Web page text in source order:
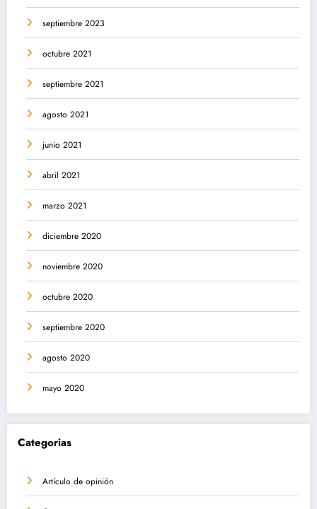
septiembre 2023
octubre 2021
septiembre 2021
agosto 2021
junio 2021
abril 2021
marzo 2021
diciembre 2020
noviembre 2020
octubre 2020
septiembre 2020
agosto 2020
mayo 2020
Categorias
Artículo de opinión